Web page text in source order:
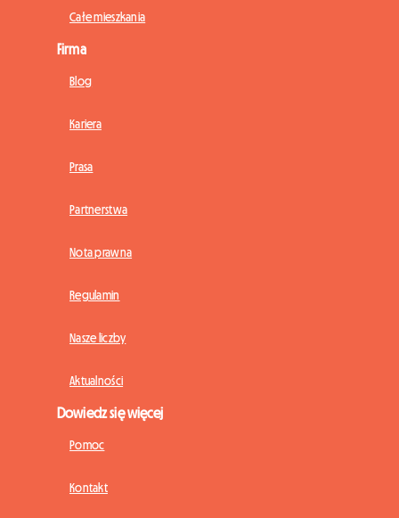
Całe mieszkania
Firma
Blog
Kariera
Prasa
Partnerstwa
Nota prawna
Regulamin
Nasze liczby
Aktualności
Dowiedz się więcej
Pomoc
Kontakt